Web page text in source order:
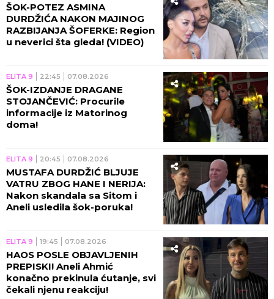
ŠOK-POTEZ ASMINA
DURDŽIĆA NAKON MAJINOG
RAZBIJANJA ŠOFERKE: Region
u neverici šta gleda! (VIDEO)
ELITA 9 22:45 07.08.2026
ŠOK-IZDANJE DRAGANE
STOJANČEVIĆ: Procurile
informacije iz Matorinog
doma!
ELITA 9 20:45 07.08.2026
MUSTAFA DURDŽIĆ BLJUJE
VATRU ZBOG HANE I NERIJA:
Nakon skandala sa Sitom i
Aneli usledila šok-poruka!
ELITA 9 19:45 07.08.2026
HAOS POSLE OBJAVLJENIH
PREPISKI! Aneli Ahmić
konačno prekinula ćutanje, svi
čekali njenu reakciju!